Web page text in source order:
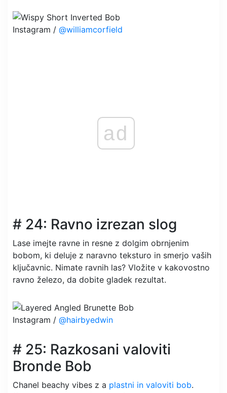
Instagram / @williamcorfield
ad
# 24: Ravno izrezan slog
Lase imejte ravne in resne z dolgim ​​obrnjenim
bobom, ki deluje z naravno teksturo in smerjo vaših
ključavnic. Nimate ravnih las? Vložite v kakovostno
ravno železo, da dobite gladek rezultat.
Instagram / @hairbyedwin
# 25: Razkosani valoviti
Bronde Bob
Chanel beachy vibes z a plastni in valoviti bob.